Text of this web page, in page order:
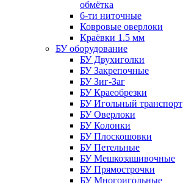
обмётка
6-ти ниточные
Ковровые оверлоки
Краёвки 1.5 мм
БУ оборудование
БУ Двухиголки
БУ Закрепочные
БУ Зиг-Заг
БУ Краеобрезки
БУ Игольный транспорт
БУ Оверлоки
БУ Колонки
БУ Плоскошовки
БУ Петельные
БУ Мешкозашивочные
БУ Прямострочки
БУ Многоигольные